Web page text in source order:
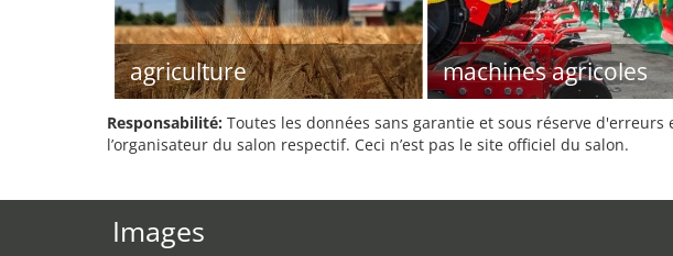
agriculture machines agricoles
Responsabilité: Toutes les données sans garantie et sous réserve
l’organisateur du salon respectif. Ceci n’est pas le site officiel du salon.
Images